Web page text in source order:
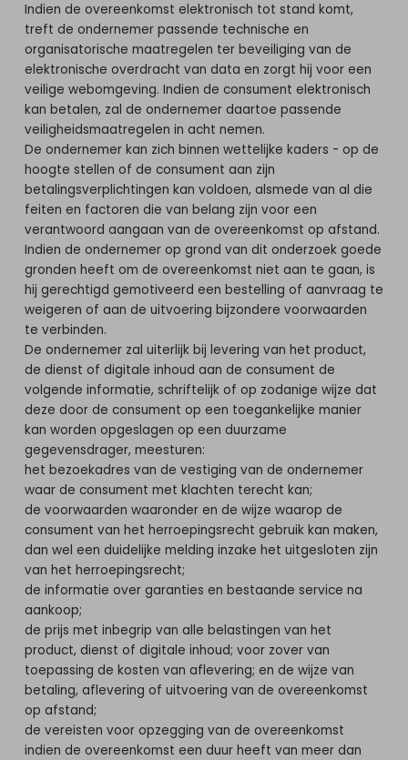
Indien de overeenkomst elektronisch tot stand komt,
treft de ondernemer passende technische en
organisatorische maatregelen ter beveiliging van de
elektronische overdracht van data en zorgt hij voor een
veilige webomgeving. Indien de consument elektronisch
kan betalen, zal de ondernemer daartoe passende
veiligheidsmaatregelen in acht nemen.
De ondernemer kan zich binnen wettelijke kaders - op de
hoogte stellen of de consument aan zijn
betalingsverplichtingen kan voldoen, alsmede van al die
feiten en factoren die van belang zijn voor een
verantwoord aangaan van de overeenkomst op afstand.
Indien de ondernemer op grond van dit onderzoek goede
gronden heeft om de overeenkomst niet aan te gaan, is
hij gerechtigd gemotiveerd een bestelling of aanvraag te
weigeren of aan de uitvoering bijzondere voorwaarden
te verbinden.
De ondernemer zal uiterlijk bij levering van het product,
de dienst of digitale inhoud aan de consument de
volgende informatie, schriftelijk of op zodanige wijze dat
deze door de consument op een toegankelijke manier
kan worden opgeslagen op een duurzame
gegevensdrager, meesturen:
het bezoekadres van de vestiging van de ondernemer
waar de consument met klachten terecht kan;
de voorwaarden waaronder en de wijze waarop de
consument van het herroepingsrecht gebruik kan maken,
dan wel een duidelijke melding inzake het uitgesloten zijn
van het herroepingsrecht;
de informatie over garanties en bestaande service na
aankoop;
de prijs met inbegrip van alle belastingen van het
product, dienst of digitale inhoud; voor zover van
toepassing de kosten van aflevering; en de wijze van
betaling, aflevering of uitvoering van de overeenkomst
op afstand;
de vereisten voor opzegging van de overeenkomst
indien de overeenkomst een duur heeft van meer dan